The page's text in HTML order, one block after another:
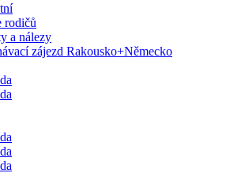
rodičů
a nálezy
zájezd Rakousko+Německo